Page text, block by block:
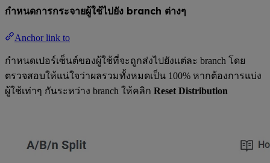
กำหนดการกระจายผู้ใช้ไปยัง branch ต่างๆ
Anchor link to
กำหนดเปอร์เซ็นต์ของผู้ใช้ที่จะถูกส่งไปยังแต่ละ branch โดย
ตรวจสอบให้แน่ใจว่าผลรวมทั้งหมดเป็น 100% หากต้องการแบ่ง
ผู้ใช้เท่าๆ กันระหว่าง branch ให้คลิก Reset Distribution